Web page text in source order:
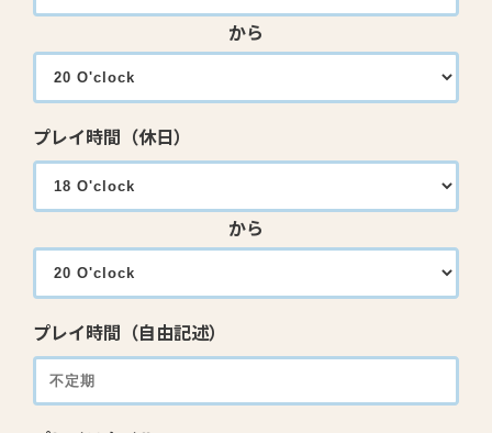
から
プレイ時間（休日）
から
プレイ時間（自由記述）